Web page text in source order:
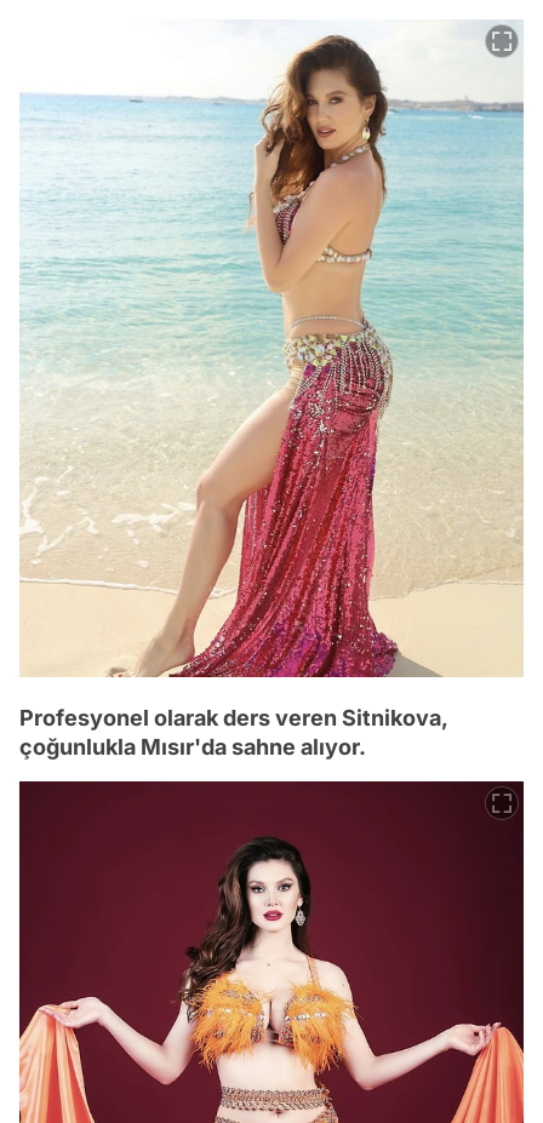
Profesyonel olarak ders veren Sitnikova,
çoğunlukla Mısır'da sahne alıyor.